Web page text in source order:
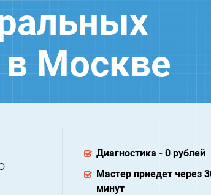
Москве
Диагностика - 0 рублей
Мастер приедет через
минут